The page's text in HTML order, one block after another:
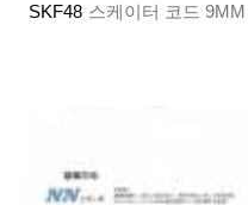
SKF48 스케이터 코드 9MM